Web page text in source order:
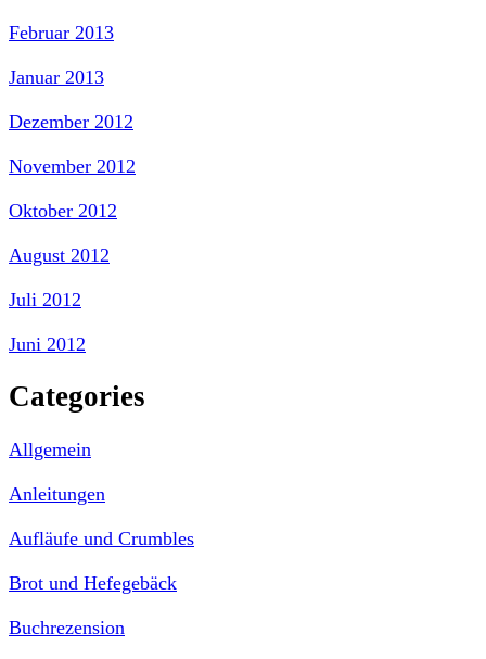
Februar 2013
Januar 2013
Dezember 2012
November 2012
Oktober 2012
August 2012
Juli 2012
Juni 2012
Categories
Allgemein
Anleitungen
Aufläufe und Crumbles
Brot und Hefegebäck
Buchrezension